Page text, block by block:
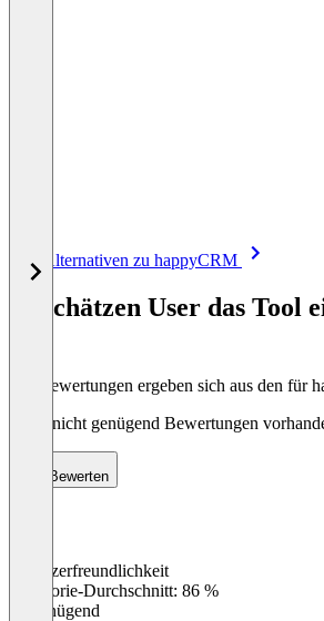
Alle Alternativen zu happyCRM
So schätzen User das Tool
Die Bewertungen ergeben sich aus den für
Noch nicht genügend Bewertungen
Bewerten
Benutzerfreundlichkeit
Kategorie-Durchschnitt: 86 %
Ungenügend